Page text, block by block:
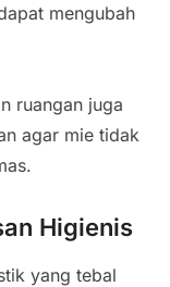
mengubah
ruangan juga
agar mie tidak
Higienis
yang tebal